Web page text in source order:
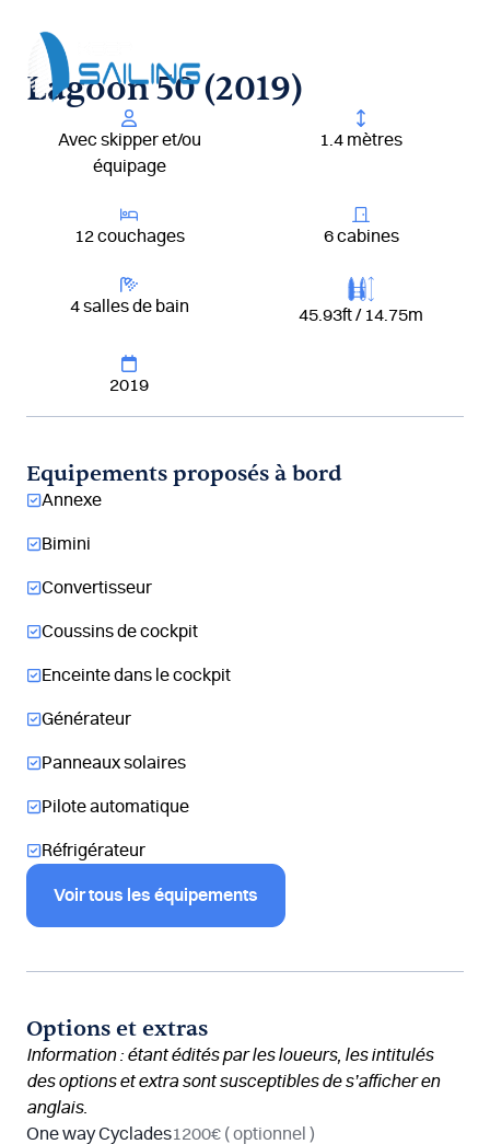
contenu
Lagoon 50 (2019)
Avec skipper et/ou
équipage
1.4 mètres
12 couchages 6 cabines
4 salles de bain 45.93ft / 14.75m
2019
Equipements proposés à bord
Annexe
Bimini
Convertisseur
Coussins de cockpit
Enceinte dans le cockpit
Générateur
Panneaux solaires
Pilote automatique
Réfrigérateur
Voir tous les équipements
Options et extras
Information : étant édités par les loueurs, les intitulés
des options et extra sont susceptibles de s’afficher en
anglais.
One way Cyclades1200€ ( optionnel )